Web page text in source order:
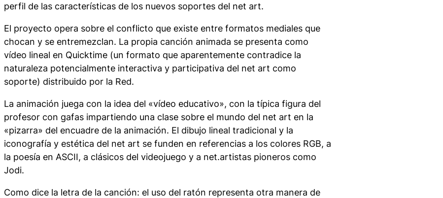
perfil de las características de los nuevos soportes del net art.
El proyecto opera sobre el conflicto que existe entre formatos mediales que
chocan y se entremezclan. La propia canción animada se presenta como
vídeo lineal en Quicktime (un formato que aparentemente contradice la
naturaleza potencialmente interactiva y participativa del net art como
soporte) distribuido por la Red.
La animación juega con la idea del «vídeo educativo», con la típica figura del
profesor con gafas impartiendo una clase sobre el mundo del net art en la
«pizarra» del encuadre de la animación. El dibujo lineal tradicional y la
iconografía y estética del net art se funden en referencias a los colores RGB, a
la poesía en ASCII, a clásicos del videojuego y a net.artistas pioneros como
Jodi.
Como dice la letra de la canción: el uso del ratón representa otra manera de